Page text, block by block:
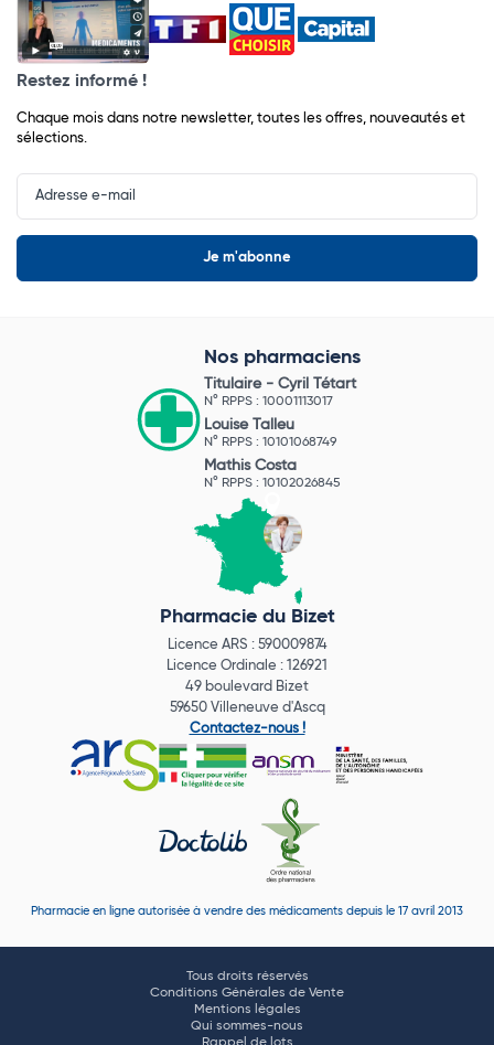
Restez informé !
Chaque mois dans notre newsletter, toutes les offres, nouveautés et
sélections.
Input
Newsletter
Nos pharmaciens
Titulaire - Cyril Tétart
N° RPPS : 10001113017
Louise Talleu
N° RPPS : 10101068749
Mathis Costa
N° RPPS : 10102026845
Pharmacie du Bizet
Licence ARS : 590009874
Licence Ordinale : 126921
49 boulevard Bizet
59650 Villeneuve d'Ascq
Contactez-nous !
Pharmacie en ligne autorisée à vendre des médicaments depuis le 17 avril 2013
Tous droits réservés
Conditions Générales de Vente
Mentions légales
Qui sommes-nous